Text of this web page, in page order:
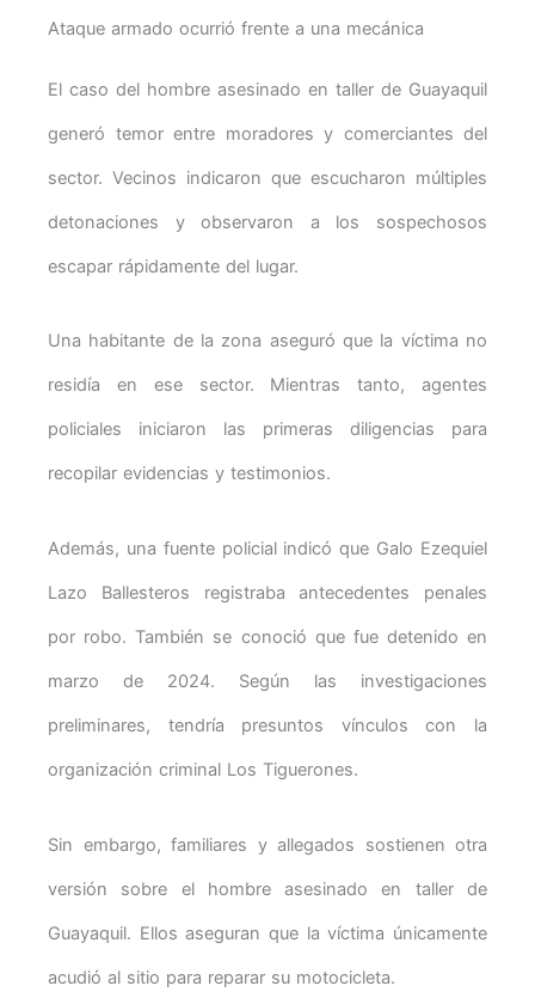
Ataque armado ocurrió frente a una mecánica
El caso del hombre asesinado en taller de Guayaquil
generó temor entre moradores y comerciantes del
sector. Vecinos indicaron que escucharon múltiples
detonaciones y observaron a los sospechosos
escapar rápidamente del lugar.
Una habitante de la zona aseguró que la víctima no
residía en ese sector. Mientras tanto, agentes
policiales iniciaron las primeras diligencias para
recopilar evidencias y testimonios.
Además, una fuente policial indicó que Galo Ezequiel
Lazo Ballesteros registraba antecedentes penales
por robo. También se conoció que fue detenido en
marzo de 2024. Según las investigaciones
preliminares, tendría presuntos vínculos con la
organización criminal Los Tiguerones.
Sin embargo, familiares y allegados sostienen otra
versión sobre el hombre asesinado en taller de
Guayaquil. Ellos aseguran que la víctima únicamente
acudió al sitio para reparar su motocicleta.